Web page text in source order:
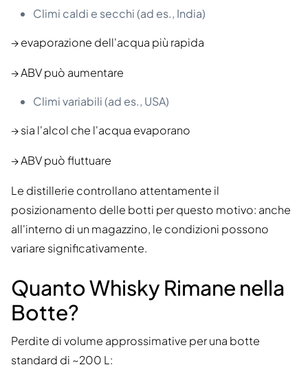
Climi caldi e secchi (ad es., India)
→ evaporazione dell'acqua più rapida
→ ABV può aumentare
Climi variabili (ad es., USA)
→ sia l'alcol che l'acqua evaporano
→ ABV può fluttuare
Le distillerie controllano attentamente il
posizionamento delle botti per questo motivo: anche
all'interno di un magazzino, le condizioni possono
variare significativamente.
Quanto Whisky Rimane nella
Botte?
Perdite di volume approssimative per una botte
standard di ~200 L: